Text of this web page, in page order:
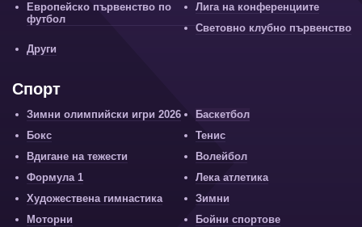
Европейско първенство по
футбол
Лига на конференциите
Световно клубно първенство
Други
Спорт
Зимни олимпийски игри 2026
Баскетбол
Бокс
Тенис
Вдигане на тежести
Волейбол
Формула 1
Лека атлетика
Художествена гимнастика
Зимни
Моторни
Бойни спортове